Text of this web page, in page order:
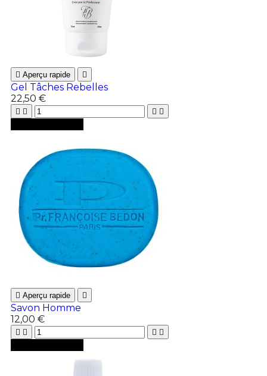
 Aperçu rapide 
Gel Tâches Rebelles
22,50 €
   
 Aperçu rapide 
Savon Homme
12,00 €
   